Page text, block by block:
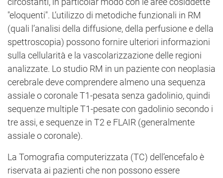
"eloquenti". L’utilizzo di metodiche funzionali in RM
(quali l’analisi della diffusione, della perfusione e della
spettroscopia) possono fornire ulteriori informazioni
sulla cellularità e la vascolarizzazione delle regioni
analizzate. Lo studio RM in un paziente con neoplasia
cerebrale deve comprendere almeno una sequenza
assiale o coronale T1-pesata senza gadolinio, quindi
sequenze multiple T1-pesate con gadolinio secondo i
tre assi, e sequenze in T2 e FLAIR (generalmente
assiale o coronale).
La Tomografia computerizzata (TC) dell’encefalo è
riservata ai pazienti che non possono essere